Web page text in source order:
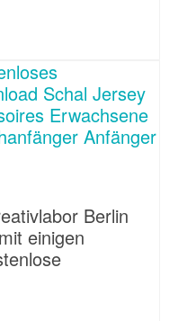
Berlin
einigen